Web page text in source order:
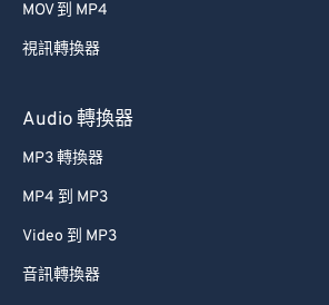
MOV 到 MP4
視訊轉換器
Audio 轉換器
MP3 轉換器
MP4 到 MP3
Video 到 MP3
音訊轉換器